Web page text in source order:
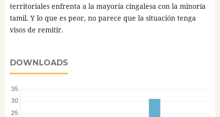
territoriales enfrenta a la mayoría cingalesa con la minoría
tamil. Y lo que es peor, no parece que la situación tenga
visos de remitir.
DOWNLOADS